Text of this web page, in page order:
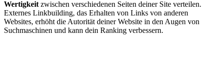
Wertigkeit zwischen verschiedenen Seiten deiner Site verteilen.
Externes Linkbuilding, das Erhalten von Links von anderen
Websites, erhöht die Autorität deiner Website in den Augen von
Suchmaschinen und kann dein Ranking verbessern.